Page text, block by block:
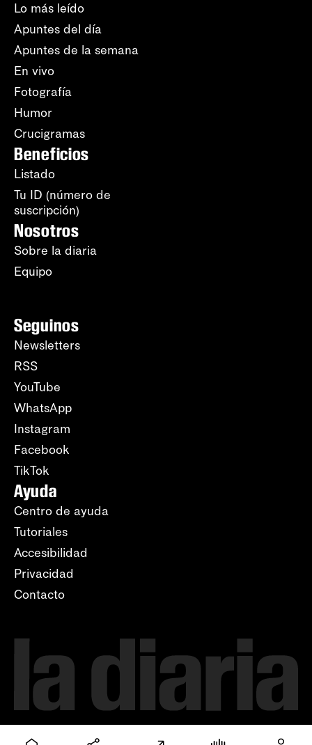
Lo más leído
Apuntes del día
Apuntes de la semana
En vivo
Fotografía
Humor
Crucigramas
Beneficios
Listado
Tu ID (número de
suscripción)
Nosotros
Sobre la diaria
Equipo
Seguinos
Newsletters
RSS
YouTube
WhatsApp
Instagram
Facebook
TikTok
Ayuda
Centro de ayuda
Tutoriales
Accesibilidad
Privacidad
Contacto